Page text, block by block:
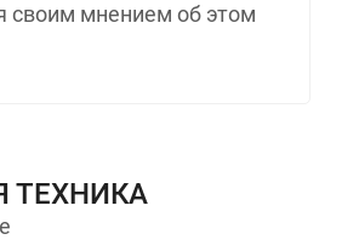
своим мнением об этом
ТЕХНИКА